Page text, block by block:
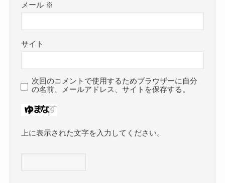
メール ※
サイト
次回のコメントで使用するためブラウザーに自分
の名前、メールアドレス、サイトを保存する。
上に表示された文字を入力してください。